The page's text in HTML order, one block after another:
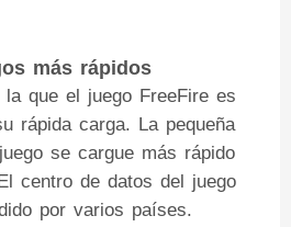
más rápidos
que el juego FreeFire es
rápida carga. La pequeña
se cargue más rápido
centro de datos del juego
por varios países.